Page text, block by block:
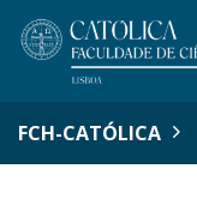
FCH-CATÓLICA